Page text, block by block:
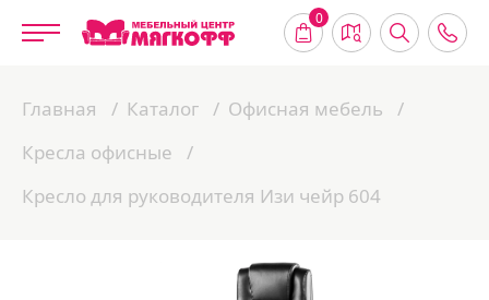
0
Главная Каталог
Офисная мебель
Кресла офисные
Кресло для руководителя Изи чейр 604